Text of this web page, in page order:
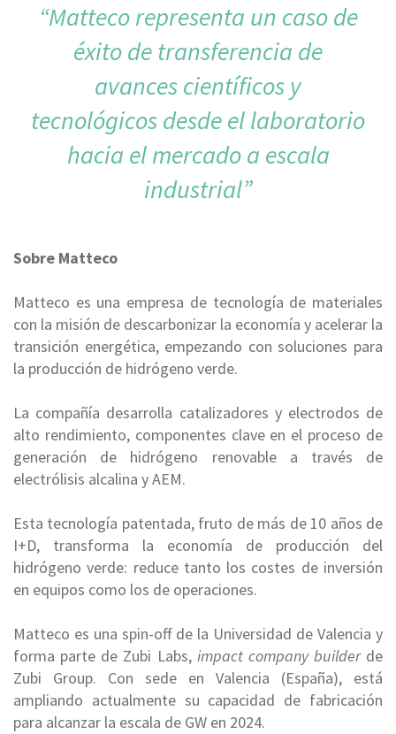
“Matteco representa un caso de
éxito de transferencia de
avances científicos y
tecnológicos desde el laboratorio
hacia el mercado a escala
industrial”
Sobre Matteco
Matteco es una empresa de tecnología de materiales
con la misión de descarbonizar la economía y acelerar la
transición energética, empezando con soluciones para
la producción de hidrógeno verde.
La compañía desarrolla catalizadores y electrodos de
alto rendimiento, componentes clave en el proceso de
generación de hidrógeno renovable a través de
electrólisis alcalina y AEM.
Esta tecnología patentada, fruto de más de 10 años de
I+D, transforma la economía de producción del
hidrógeno verde: reduce tanto los costes de inversión
en equipos como los de operaciones.
Matteco es una spin-off de la Universidad de Valencia y
forma parte de Zubi Labs, impact company builderde
Zubi Group. Con sede en Valencia (España), está
ampliando actualmente su capacidad de fabricación
para alcanzar la escala de GW en 2024.